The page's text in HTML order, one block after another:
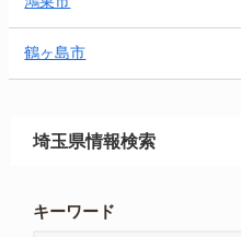
鶴ヶ島市
埼玉県情報検索
キーワード